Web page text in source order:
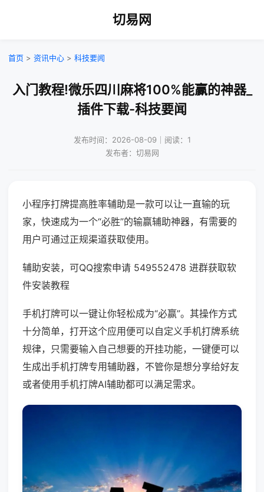
切易网
首页 > 资讯中心 > 科技要闻
入门教程!微乐四川麻将100%能赢的神器_
插件下载-科技要闻
发布时间：2026-08-09｜阅读：1
发布者：切易网
小程序打牌提高胜率辅助是一款可以让一直输的玩
家，快速成为一个“必胜”的输赢辅助神器，有需要的
用户可通过正规渠道获取使用。
辅助安装，可QQ搜索申请 549552478 进群获取软
件安装教程
手机打牌可以一键让你轻松成为“必赢”。其操作方式
十分简单，打开这个应用便可以自定义手机打牌系统
规律，只需要输入自己想要的开挂功能，一键便可以
生成出手机打牌专用辅助器，不管你是想分享给好友
或者使用手机打牌AI辅助都可以满足需求。